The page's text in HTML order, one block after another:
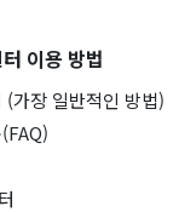
이용 방법
(가장 일반적인 방법)